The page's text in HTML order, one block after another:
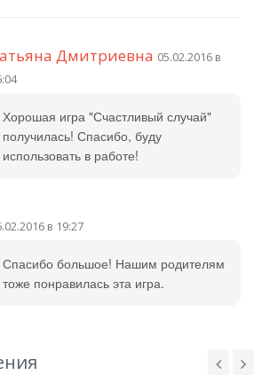
Дмитриевна 05.02.2016 в
Хорошая игра "Счастливый случай"
получилась! Спасибо, буду
использовать в работе!
в 19:27
Спасибо большое! Нашим родителям
тоже понравилась эта игра.